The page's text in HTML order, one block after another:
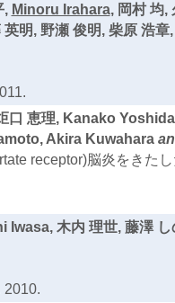
, Minoru Irahara, 岡村 均,
明, 野瀬 俊明, 柴原 浩章
口 恵理, Kanako
Akira Kuwahara
receptor)脳炎をきた
木内 理世, 藤澤 し
2010.